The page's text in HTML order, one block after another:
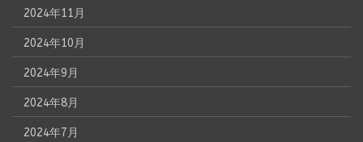
2024年11月
2024年10月
2024年9月
2024年8月
2024年7月